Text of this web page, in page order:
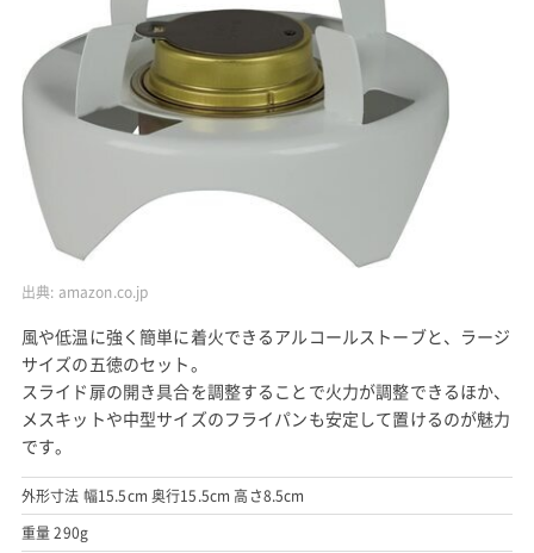
出典: amazon.co.jp
風や低温に強く簡単に着火できるアルコールストーブと、ラージ
サイズの五徳のセット。
スライド扉の開き具合を調整することで火力が調整できるほか、
メスキットや中型サイズのフライパンも安定して置けるのが魅力
です。
外形寸法 幅15.5cm 奥行15.5cm 高さ8.5cm
重量 290g